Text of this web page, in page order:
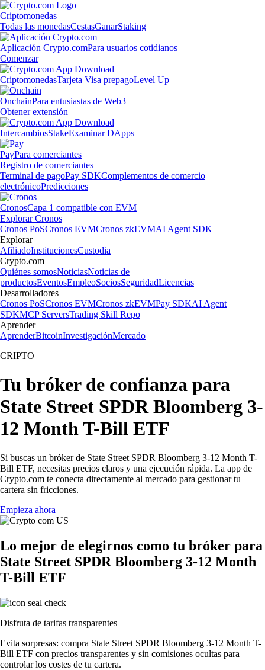
Criptomonedas
Todas las monedasCestasGanarStaking
Aplicación Crypto.comPara usuarios cotidianos
Comenzar
CriptomonedasTarjeta Visa prepagoLevel Up
OnchainPara entusiastas de Web3
Obtener extensión
IntercambiosStakeExaminar DApps
PayPara comerciantes
Registro de comerciantes
Terminal de pagoPay SDKComplementos de comercio
electrónicoPredicciones
CronosCapa 1 compatible con EVM
Explorar Cronos
Cronos PoSCronos EVMCronos zkEVMAI Agent SDK
Explorar
AfiliadoInstitucionesCustodia
Crypto.com
Quiénes somosNoticiasNoticias de
productosEventosEmpleoSociosSeguridadLicencias
Desarrolladores
Cronos PoSCronos EVMCronos zkEVMPay SDKAI Agent
SDKMCP ServersTrading Skill Repo
Aprender
AprenderBitcoinInvestigaciónMercado
CRIPTO
Tu bróker de confianza para
State Street SPDR Bloomberg 3-
12 Month T-Bill ETF
Si buscas un bróker de State Street SPDR Bloomberg 3-12 Month T-
Bill ETF, necesitas precios claros y una ejecución rápida. La app de
Crypto.com te conecta directamente al mercado para gestionar tu
cartera sin fricciones.
Empieza ahora
Lo mejor de elegirnos como tu bróker para
State Street SPDR Bloomberg 3-12 Month
T-Bill ETF
Disfruta de tarifas transparentes
Evita sorpresas: compra State Street SPDR Bloomberg 3-12 Month T-
Bill ETF con precios transparentes y sin comisiones ocultas para
controlar los costes de tu cartera.